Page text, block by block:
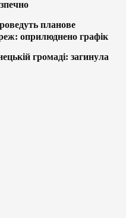
планове
оприлюднено графік
громаді: загинула